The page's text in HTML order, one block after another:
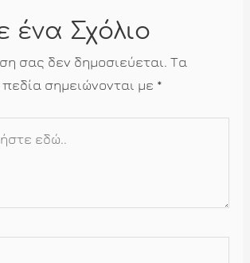
ένα Σχόλιο
σας δεν δημοσιεύεται. Τα
σημειώνονται με *